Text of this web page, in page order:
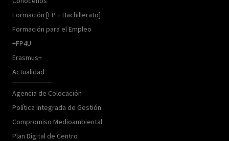
Formación [FP + Bachillerato]
Formación para el Empleo
+FP4U
Erasmus+
Actualidad
Agencia de Colocación
Política Integrada de Gestión
Compromiso Medioambiental
Plan Digital de Centro